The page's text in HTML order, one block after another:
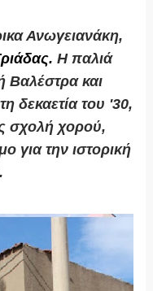
Ανωγειανάκη,
Η παλιά
Βαλέστρα και
δεκαετία του '30,
σχολή χορού,
για την ιστορική